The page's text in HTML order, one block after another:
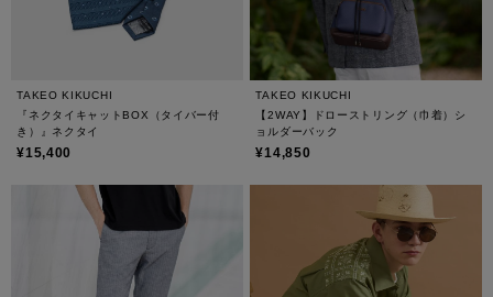
TAKEO KIKUCHI
『ネクタイキャットBOX（タイバー付
き）』ネクタイ
¥15,400
TAKEO KIKUCHI
【2WAY】ドローストリング（巾着）シ
ョルダーバック
¥14,850